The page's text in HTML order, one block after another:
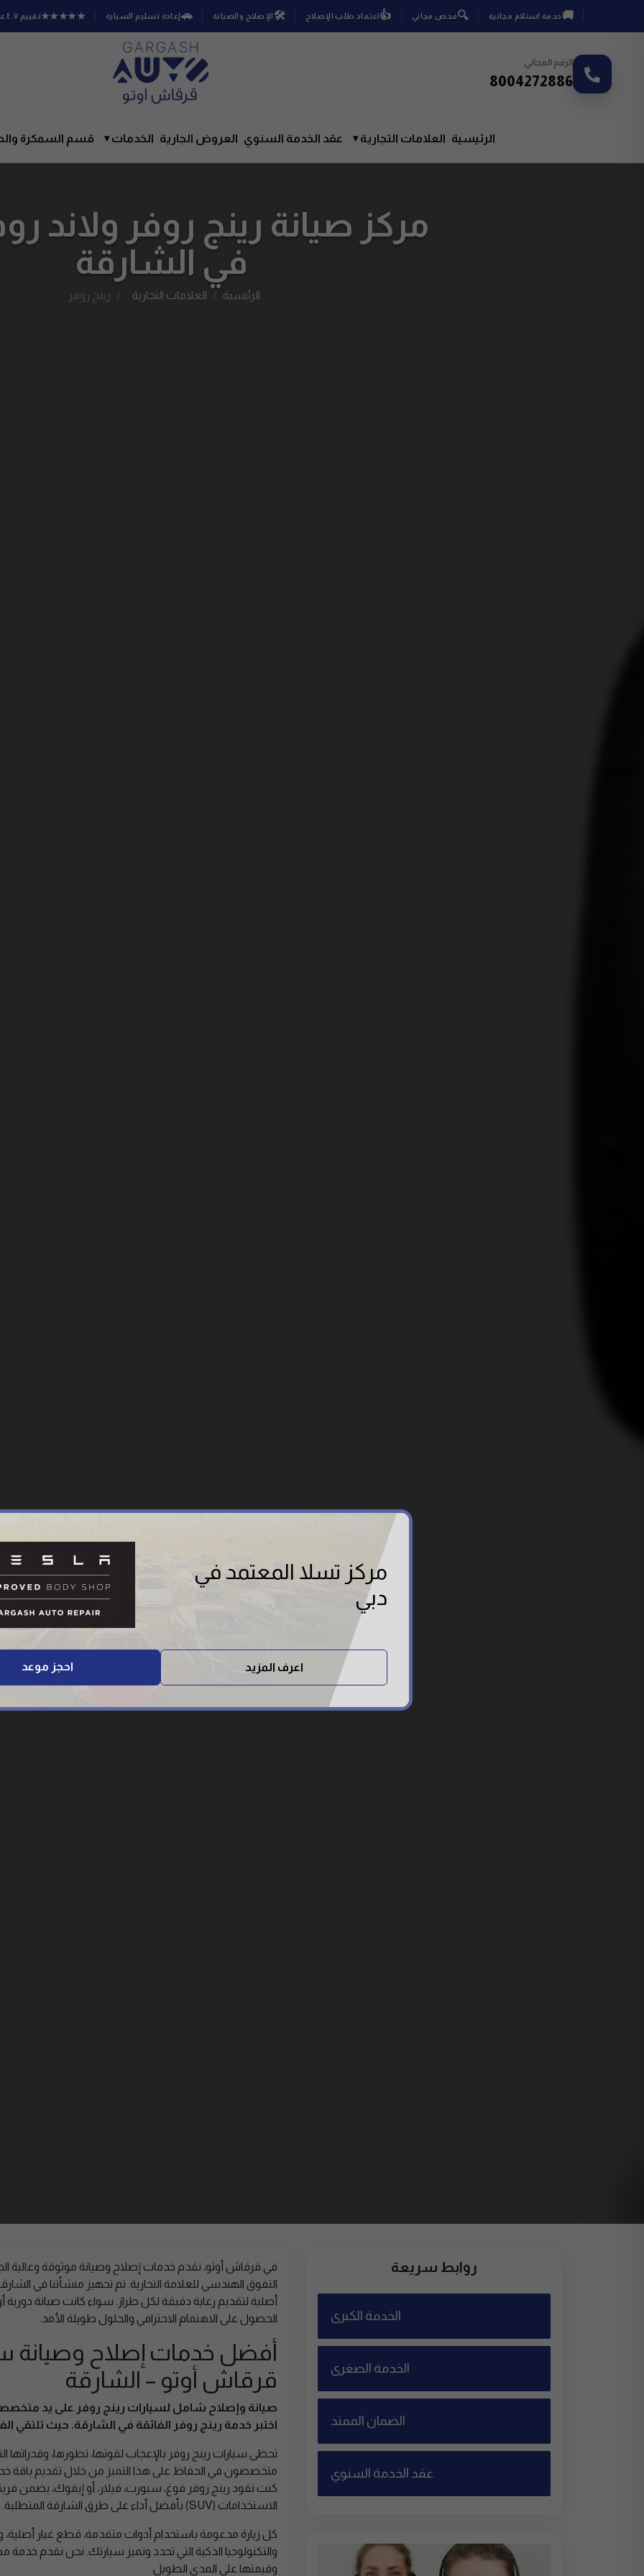
🚚 خدمة استلام مجانية 🔍فحص مجاني 👍اعتماد طلب الإصلاح 🛠️ الإصلاح والصيانة 🚗إعادة تسليم السيارة ★★★★★تقييم ٤.٧ على جوجل
الرقم المجاني
8004272886
الرئيسية العلامات التجارية▾ عقد الخدمة السنوي العروض الجارية الخدمات▾ قسم السمكرة
مركز صيانة رينج روفر ولاند
في الشارقة
الرئيسية العلامات التجارية رينج روفر
روابط سريعة
الخدمة الكبرى
الخدمة الصغرى
الضمان الممتد
عقد الخدمة السنوي
في قرقاش أوتو، نقدم خدمات إصلاح وصيانة موثوقة وعالية
التفوق الهندسي للعلامة التجارية. تم تجهيز منشأتنا في
أصلية لتقديم رعاية دقيقة لكل طراز. سواء كانت صيانة دورية
الحصول على الاهتمام الاحترافي والحلول طويلة الأمد.
أفضل خدمات إصلاح وصيانة
قرقاش أوتو – الشارقة
صيانة وإصلاح شامل لسيارات رينج روفر على يد
اختبر خدمة رينج روفر الفائقة في الشارقة. حيث تلتقي
تحظى سيارات رينج روفر بالإعجاب لقوتها، تطورها،
متخصصون في الحفاظ على هذا التميز من خلال تقديم باقة
كنت تقود رينج روفر فوغ، سبورت، فيلار، أو إيفوك، يضمن
الاستخدامات (SUV) بأفضل أداء على طرق الشارقة المتطلبة.
كل زيارة مدعومة باستخدام أدوات متقدمة، قطع غيار
والتكنولوجيا الذكية التي تحدد وتميز سيارتك. نحن نقدم
وقيمتها على المدى الطويل.
مركز تسلا المعتمد في
دبي
احجز موعد اعرف المزيد